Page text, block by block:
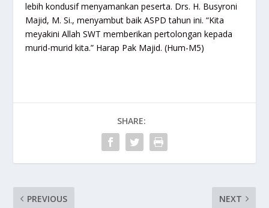
lebih kondusif menyamankan peserta. Drs. H. Busyroni
Majid, M. Si., menyambut baik ASPD tahun ini. “Kita
meyakini Allah SWT memberikan pertolongan kepada
murid-murid kita.” Harap Pak Majid. (Hum-M5)
SHARE:
PREVIOUS NEXT